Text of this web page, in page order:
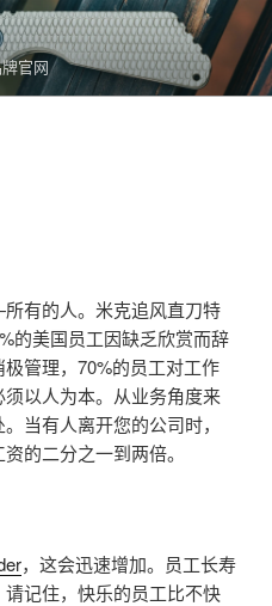
官网
有的人。米克追风直刀特
的美国员工因缺乏欣赏而辞
管理，70%的员工对工作
以人为本。从业务角度来
当有人离开您的公司时，
的二分之一到两倍。
，这会迅速增加。员工长寿
记住，快乐的员工比不快